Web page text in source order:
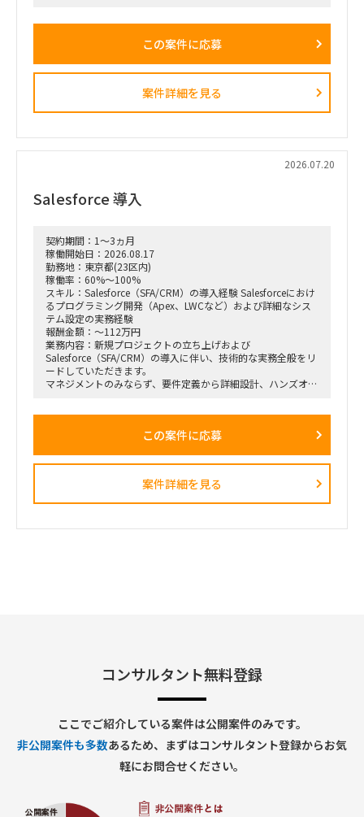
・勤務地関連：東京 or 大阪のプロジェクトを想定。
先への訪問をお願いすることがあります。
この案件に応募
案件詳細を見る
2026.07.20
Salesforce 導入
契約期間：1～3ヵ月
稼働開始日：2026.08.17
勤務地：東京都(23区内)
稼働率：60%～100%
スキル：Salesforce（SFA/CRM）の導入経験 Salesforceにおけ
るプログラミング開発（Apex、LWCなど）および詳細なシス
テム設定の実務経験
報酬金額：～112万円
業務内容：新規プロジェクトの立ち上げおよび
Salesforce（SFA/CRM）の導入に伴い、技術的な実務全般をリ
ードしていただきます。
マネジメントのみならず、要件定義から詳細設計、ハンズオン
Salesforce（SFA/CRM）の導入、カスタマイズ、および詳細設
Apex、Visualforce、Lightning Web Components（LWC）な
この案件に応募
案件詳細を見る
コンサルタント無料登録
ここでご紹介している案件は公開案件のみです。
非公開案件も多数あるため、まずはコンサルタント登録からお気
軽にお問合せください。